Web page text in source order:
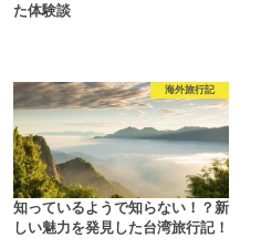
た体験談
海外旅行記
知っているようで知らない！？新
しい魅力を発見した台湾旅行記！